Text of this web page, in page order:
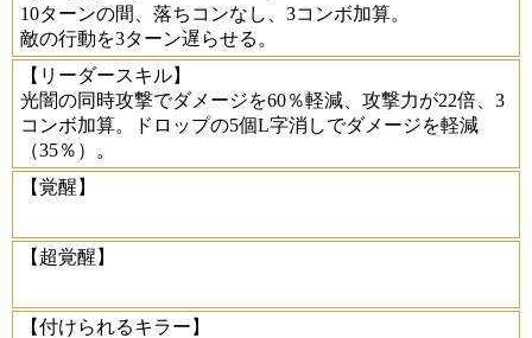
10ターンの間、落ちコンなし、3コンボ加算。
敵の行動を3ターン遅らせる。
【リーダースキル】
光闇の同時攻撃でダメージを60％軽減、攻撃力が22倍、3
コンボ加算。ドロップの5個L字消しでダメージを軽減
（35％）。
【覚醒】
【超覚醒】
【付けられるキラー】